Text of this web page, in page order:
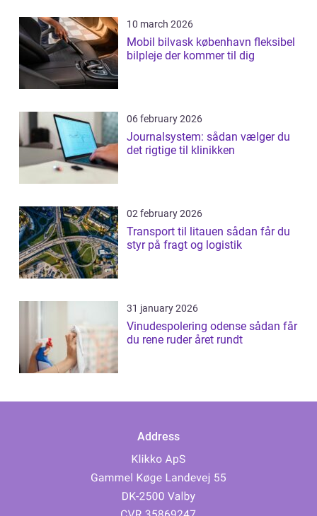
10 march 2026
Mobil bilvask københavn fleksibel
bilpleje der kommer til dig
06 february 2026
Journalsystem: sådan vælger du
det rigtige til klinikken
02 february 2026
Transport til litauen sådan får du
styr på fragt og logistik
31 january 2026
Vinudespolering odense sådan får
du rene ruder året rundt
Address